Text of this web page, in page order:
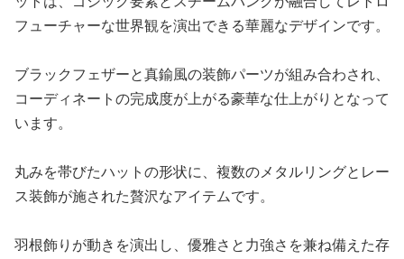
丸みを帯びたハットの形状に、複数のメタルリングとレー
羽根飾りが動きを演出し、優雅さと力強さを兼ね備えた存
在感のある帽子として活躍します。
今回紹介した商品一覧